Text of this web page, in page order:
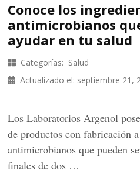
Conoce los
antimicrobianos
ayudar en tu salud
Categorías: Salud
Actualizado el: septiembre 21,
Los Laboratorios Argenol
de productos con fabricación
antimicrobianos que pueden
finales de dos …